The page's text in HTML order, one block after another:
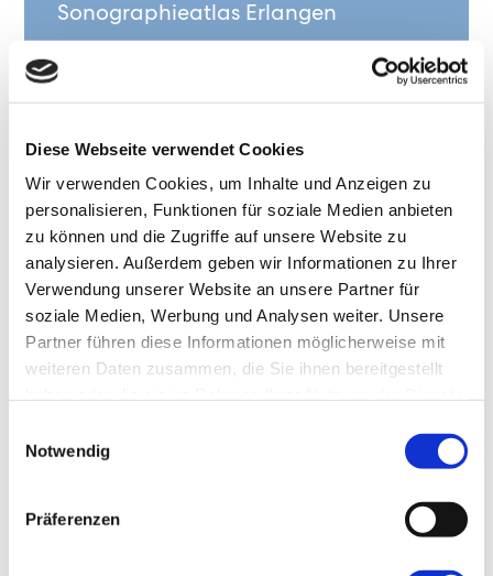
Diese Webseite verwendet Cookies
Wir verwenden Cookies, um Inhalte und Anzeigen zu
personalisieren, Funktionen für soziale Medien anbieten
zu können und die Zugriffe auf unsere Website zu
analysieren. Außerdem geben wir Informationen zu Ihrer
Verwendung unserer Website an unsere Partner für
soziale Medien, Werbung und Analysen weiter. Unsere
Partner führen diese Informationen möglicherweise mit
weiteren Daten zusammen, die Sie ihnen bereitgestellt
Notwendig
Präferenzen
Sonographieatlas Erlangen
Der Ultraschallatlas Erlangen bietet eine
Sammlung von Ultraschallbildern und -
videos initiiert durch die
Ultraschallabteilung der Medizinischen
Klinik 1 des Universitätsklinikums Erlangen.
Das Material darf gerne von Ärztinnen/
Sammlung erhebt keinen Anspruch auf
aktualisiert. Der Ultraschallatlas Erlangen